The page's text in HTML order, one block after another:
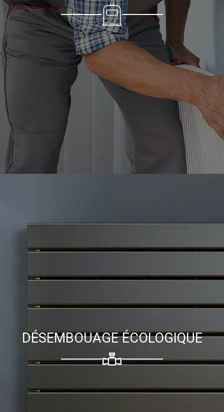
DÉSEMBOUAGE ÉCOLOGIQUE